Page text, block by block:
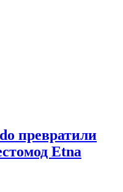
превратили
Etna